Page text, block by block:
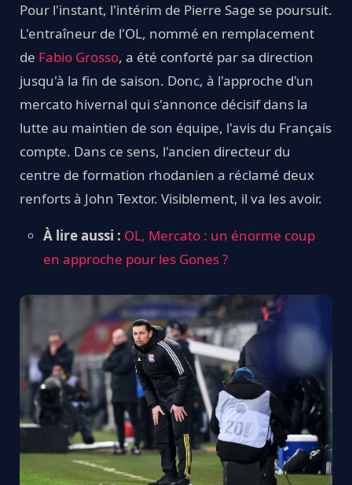
Pour l'instant, l'intérim de Pierre Sage se poursuit.
L'entraîneur de l'OL, nommé en remplacement
de Fabio Grosso, a été conforté par sa direction
jusqu'à la fin de saison. Donc, à l'approche d'un
mercato hivernal qui s'annonce décisif dans la
lutte au maintien de son équipe, l'avis du Français
compte. Dans ce sens, l'ancien directeur du
centre de formation rhodanien a réclamé deux
renforts à John Textor. Visiblement, il va les avoir.
À lire aussi : OL, Mercato : un énorme coup
en approche pour les Gones ?